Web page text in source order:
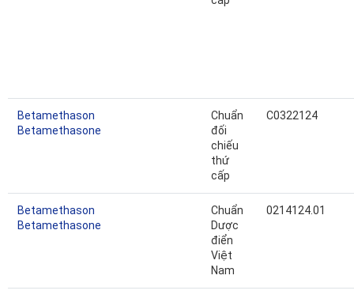
Betamethason
Betamethasone
Chuẩn
đối
chiếu
thứ
cấp
C0322124
Betamethason
Betamethasone
Chuẩn
Dược
điển
Việt
Nam
0214124.01